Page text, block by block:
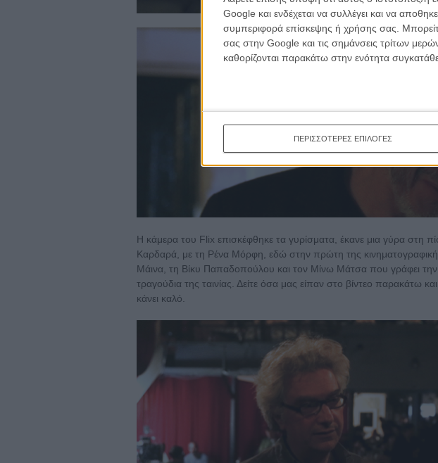
Google και ενδέχεται να συλλέγει και να
συμπεριφορά επίσκεψης ή χρήσης σας.
σας στην Google και τις σημάνσεις τρίτων
καθορίζονται παρακάτω στην ενότητα
ΠΕΡΙΣΣΟΤΕΡΕΣ ΕΠΙΛΟΓΕΣ
Η κάμερα του Flix επισκέφθηκε τα γυρίσματα, έκανε μια γύρα στη
Καρδαρά, με τη Ρένα Μόρφη, εδώ στην πρώτη της κινηματογραφική
Μάινα, τη Βίκυ Παπαδοπούλου και τον Μίνω Μάτσα που γράφει
τραγούδια της ταινίας. Δείτε όσα μας είπαν στο βίντεο παρακάτω
κάνει καλό.